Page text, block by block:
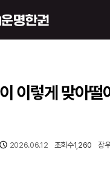
한권 보기
이렇게 맞아떨
2026.06.12 조회수1,260 장